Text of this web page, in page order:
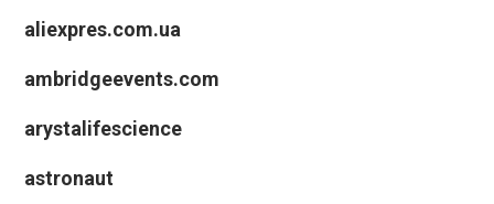
aliexpres.com.ua
ambridgeevents.com
arystalifescience
astronaut